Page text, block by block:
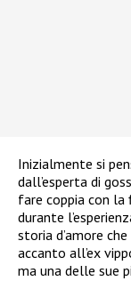
Inizialmente si
dall’esperta di
fare coppia con la
durante
storia d’amore
accanto all’ex
ma una delle sue